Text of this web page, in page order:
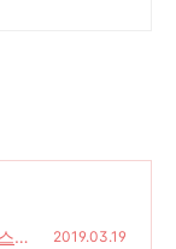
2019.03.19